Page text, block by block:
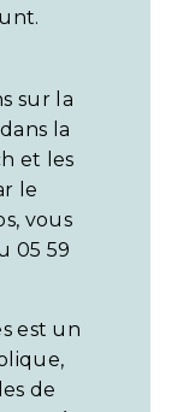
sur la
la
et les
le
vous
05 59
est un
de